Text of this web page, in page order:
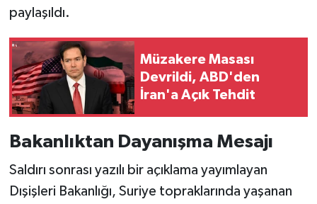
paylaşıldı.
Müzakere Masası
Devrildi, ABD'den
İran'a Açık Tehdit
Bakanlıktan Dayanışma Mesajı
Saldırı sonrası yazılı bir açıklama yayımlayan
Dışişleri Bakanlığı, Suriye topraklarında yaşanan